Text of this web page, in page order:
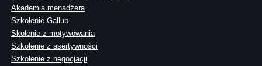
Akademia menadżera
Szkolenie Gallup
Skolenie z motywowania
Szkolenie z asertywności
Szkolenie z negocjacji